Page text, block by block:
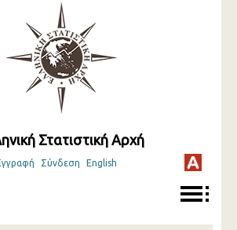
Στατιστική Αρχή
Σύνδεση English